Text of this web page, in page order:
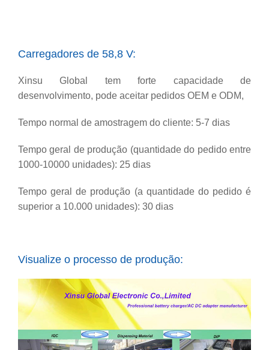
Carregadores de 58,8 V:
Xinsu Global tem forte capacidade de
desenvolvimento, pode aceitar pedidos OEM e ODM,
Tempo normal de amostragem do cliente: 5-7 dias
Tempo geral de produção (quantidade do pedido entre
1000-10000 unidades): 25 dias
Tempo geral de produção (a quantidade do pedido é
superior a 10.000 unidades): 30 dias
Visualize o processo de produção: